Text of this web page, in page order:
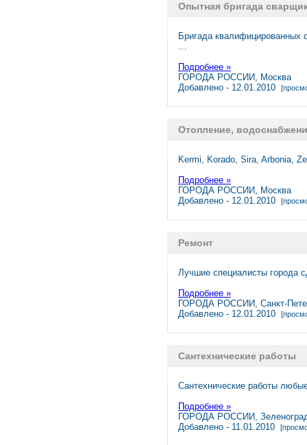
Опытная бригада
Бригада квалифицированных
…
Подробнее »
ГОРОДА РОССИИ, Москва
Добавлено - 12.01.2010
Отопление,
Kermi, Korado, Sira, Arbonia,
Подробнее »
ГОРОДА РОССИИ, Москва
Добавлено - 12.01.2010
Ремонт
Лучшие специалисты города
Подробнее »
ГОРОДА РОССИИ, Санкт-
Добавлено - 12.01.2010
Сантехнические работы
Сантехнические работы
Подробнее »
ГОРОДА РОССИИ,
Добавлено - 11.01.2010